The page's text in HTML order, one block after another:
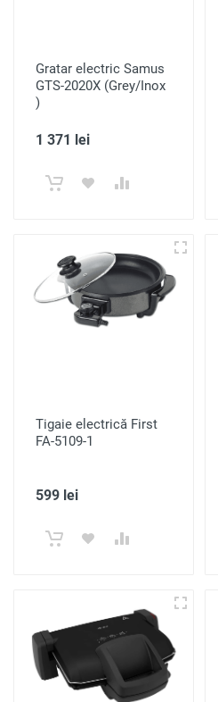
Gratar electric Samus
GTS-2020X (Grey/Inox
)
1 371 lei
Tigaie electrică First
FA-5109-1
599 lei